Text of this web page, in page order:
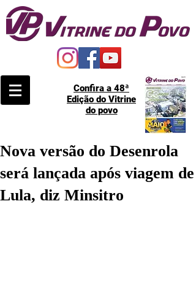
Confira a 48ª
Edição do Vitrine
do povo
Nova versão do Desenrola
será lançada após viagem de
Lula, diz Minsitro